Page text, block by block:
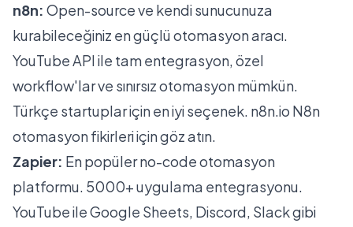
n8n: Open-source ve kendi sunucunuza
kurabileceğiniz en güçlü otomasyon aracı.
YouTube API ile tam entegrasyon, özel
workflow'lar ve sınırsız otomasyon mümkün.
Türkçe startuplar için en iyi seçenek. n8n.io N8n
otomasyonfikirleri için göz atın.
Zapier: En popüler no-code otomasyon
platformu. 5000+ uygulama entegrasyonu.
YouTube ile Google Sheets, Discord, Slack gibi